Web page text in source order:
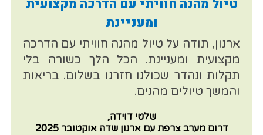
טיול מהנה חוויתי עם הדרכה מקצועית
ומעניינת
ארנון, תודה על טיול מהנה חוויתי עם הדרכה
מקצועית ומעניינת. הכל הלך כשורה בלי
תקלות ונהדר שכולנו חזרנו בשלום. בריאות
והמשך טיולים מהנים.
שלטי דוידה,
דרום מערב צרפת עם ארנון שדה אוקטובר 2025